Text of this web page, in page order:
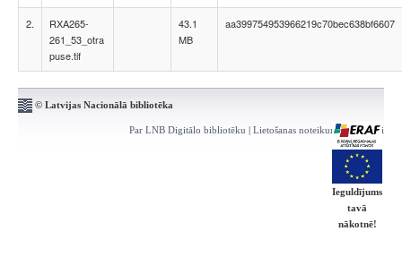
2.
RXA265-
261_53_otra
puse.tif
43.1
MB
aa399754953966219c70bec638bf6607
© Latvijas Nacionālā bibliotēka
Par LNB Digitālo bibliotēku | Lietošanas noteikumi | Kontakti
Ieguldījums
tavā
nākotnē!